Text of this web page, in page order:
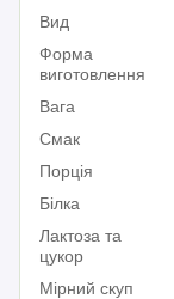
Вид
Форма
виготовлення
Вага
Смак
Порція
Білка
Лактоза та
цукор
Мірний скуп